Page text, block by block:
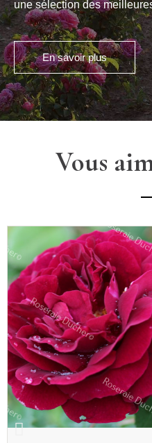
une sélection des
En savoir plus
Vous